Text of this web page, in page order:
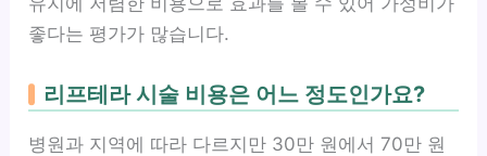
좋다는 평가가 많습니다.
리프테라 시술 비용은 어느 정도인가요?
병원과 지역에 따라 다르지만 30만 원에서 70만 원